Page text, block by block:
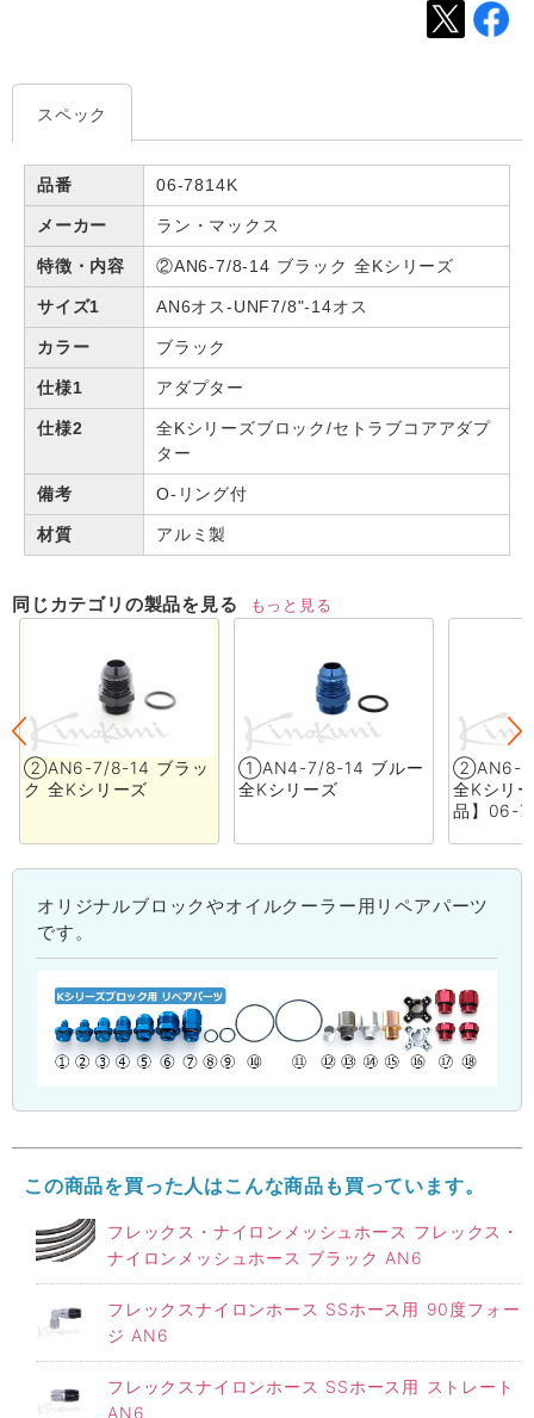
スペック
品番 06-7814K
メーカー ラン・マックス
特徴・内容 ②AN6-7/8-14 ブラック 全Kシリーズ
サイズ1 AN6オス-UNF7/8"-14オス
カラー ブラック
仕様1 アダプター
仕様2
全Kシリーズブロック/セトラブコアアダプ
ター
備考 O-リング付
材質 アルミ製
同じカテゴリの製品を見る もっと見る
②AN6-7/8-14 ブラッ
ク 全Kシリーズ
①AN4-7/8-14 ブルー
全Kシリーズ
②AN6-7/
全Kシリ
品】06-
オリジナルブロックやオイルクーラー用リペアパーツ
です。
この商品を買った人はこんな商品も買っています。
フレックス・ナイロンメッシュホース フレックス・
ナイロンメッシュホース ブラック AN6
フレックスナイロンホース SSホース用 90度フォー
ジ AN6
フレックスナイロンホース SSホース用 ストレート
AN6